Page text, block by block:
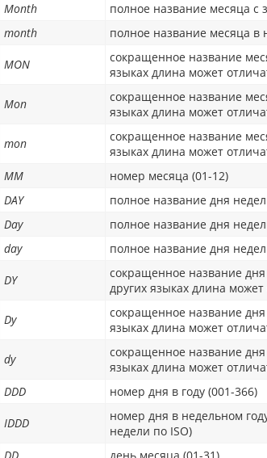
Month
полное название месяца с
month
полное название месяца в
MON
сокращенное название
языках длина может
Mon
сокращенное название
языках длина может
mon
сокращенное название
языках длина может
MM
номер месяца (01-12)
DAY
полное название дня
Day
полное название дня
day
полное название дня
DY
сокращенное название
других языках длина может
Dy
сокращенное название дня
языках длина может
dy
сокращенное название
языках длина может
DDD
номер дня в году (001-366)
IDDD
номер дня в недельном
недели по ISO)